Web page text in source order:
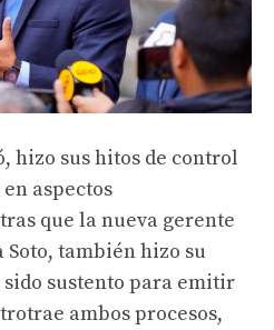
hizo sus hitos de control
aspectos
que la nueva gerente
Soto, también hizo su
sustento para emitir
ambos procesos,